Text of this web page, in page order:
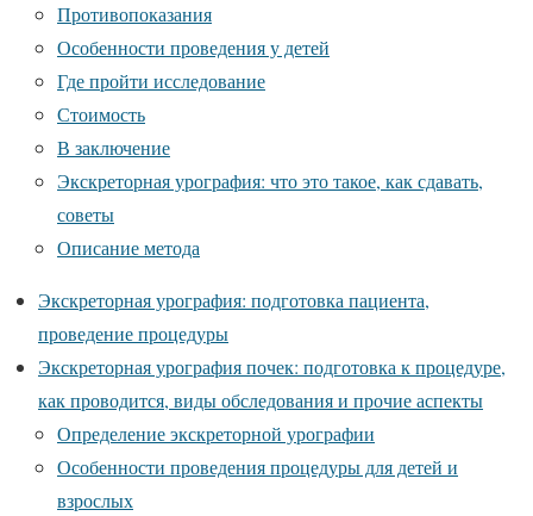
Противопоказания
Особенности проведения у детей
Где пройти исследование
Стоимость
В заключение
Экскреторная урография: что это такое, как сдавать,
советы
Описание метода
Экскреторная урография: подготовка пациента,
проведение процедуры
Экскреторная урография почек: подготовка к процедуре,
как проводится, виды обследования и прочие аспекты
Определение экскреторной урографии
Особенности проведения процедуры для детей и
взрослых